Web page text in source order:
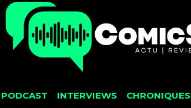
PODCAST INTERVIEWS CHRONIQUES